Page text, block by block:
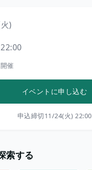
索する
)
22:00
催
イベントに申し込む
申込締切11/24(火) 22:00